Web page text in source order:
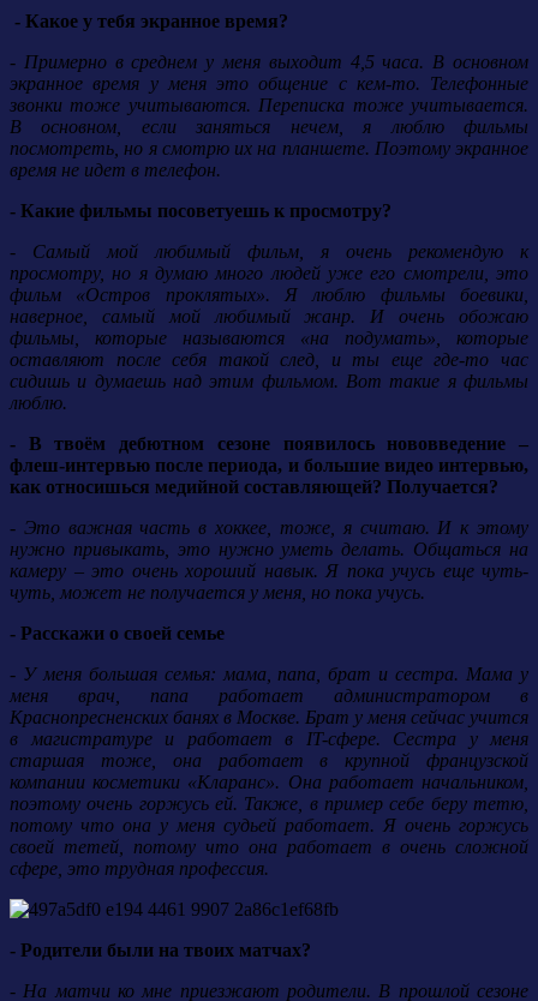
- Какое у тебя экранное время?
- Примерно в среднем у меня выходит 4,5 часа. В основном
экранное время у меня это общение с кем-то. Телефонные
звонки тоже учитываются. Переписка тоже учитывается.
В основном, если заняться нечем, я люблю фильмы
посмотреть, но я смотрю их на планшете. Поэтому экранное
время не идет в телефон.
- Какие фильмы посоветуешь к просмотру?
- Самый мой любимый фильм, я очень рекомендую к
просмотру, но я думаю много людей уже его смотрели, это
фильм «Остров проклятых». Я люблю фильмы боевики,
наверное, самый мой любимый жанр. И очень обожаю
фильмы, которые называются «на подумать», которые
оставляют после себя такой след, и ты еще где-то час
сидишь и думаешь над этим фильмом. Вот такие я фильмы
люблю.
- В твоём дебютном сезоне появилось нововведение –
флеш-интервью после периода, и большие видео интервью,
как относишься медийной составляющей? Получается?
- Это важная часть в хоккее, тоже, я считаю. И к этому
нужно привыкать, это нужно уметь делать. Общаться на
камеру – это очень хороший навык. Я пока учусь еще чуть-
чуть, может не получается у меня, но пока учусь.
- Расскажи о своей семье
- У меня большая семья: мама, папа, брат и сестра. Мама у
меня врач, папа работает администратором в
Краснопресненских банях в Москве. Брат у меня сейчас учится
в магистратуре и работает в IT-сфере. Сестра у меня
старшая тоже, она работает в крупной французской
компании косметики «Кларанс». Она работает начальником,
поэтому очень горжусь ей. Также, в пример себе беру тетю,
потому что она у меня судьей работает. Я очень горжусь
своей тетей, потому что она работает в очень сложной
сфере, это трудная профессия.
- Родители были на твоих матчах?
- На матчи ко мне приезжают родители. В прошлой сезоне